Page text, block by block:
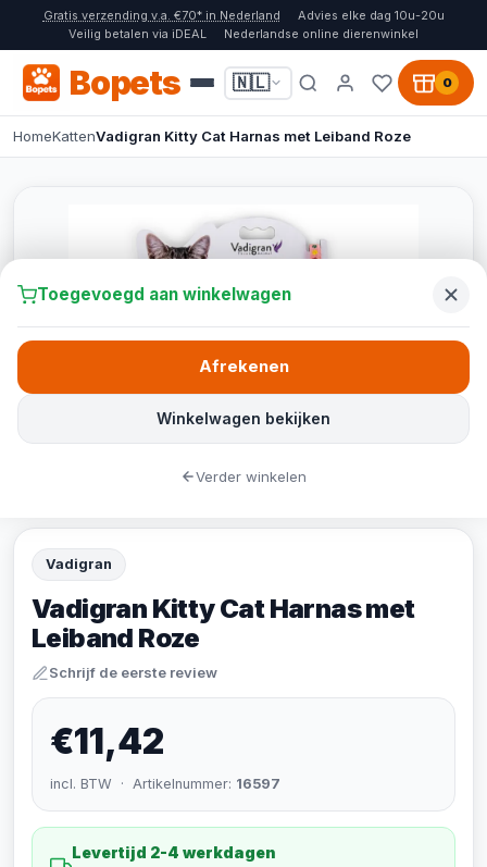
Gratis verzending v.a. €70* in Nederland
Advies elke dag 10u-20u
Veilig betalen via iDEAL
Nederlandse online dierenwinkel
Bopets 🇳🇱 0
HomeKattenVadigran Kitty Cat Harnas met Leiband Roze
Vadigran
Vadigran Kitty Cat Harnas met
Leiband Roze
Schrijf de eerste review
€11,42
incl. BTW · Artikelnummer: 16597
Levertijd 2-4 werkdagen
Toegevoegd aan winkelwagen
Winkelwagen bekijken
Afrekenen
Verder winkelen